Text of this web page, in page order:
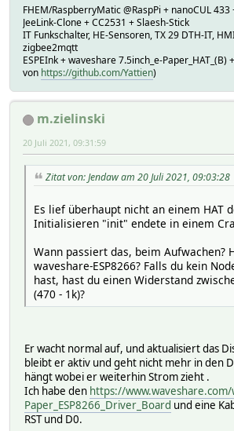
FHEM/RaspberryMatic @RaspPi + nanoCUL
JeeLink-Clone + CC2531 + Slaesh-Stick
IT Funkschalter, HE-Sensoren, TX 29 DTH-IT,
zigbee2mqtt
ESPEInk + waveshare 7.5inch_e-Paper_HAT_(B)
von https://github.com/Yattien)
m.zielinski
20 Juli 2021, 09:31:59
Zitat von: Jendaw am 20 Juli 2021, 09:03:28
Es lief überhaupt nicht an einem HAT
Initialisieren "init" endete in einem
Wann passiert das, beim Aufwachen?
waveshare-ESP8266? Falls du kein
hast, hast du einen Widerstand
(470 - 1k)?
Er wacht normal auf, und aktualisiert das
bleibt er aktiv und geht nicht mehr in den
hängt wobei er weiterhin Strom zieht .
Ich habe den https://www.waveshare.com/
Paper_ESP8266_Driver_Board und eine
RST und D0.